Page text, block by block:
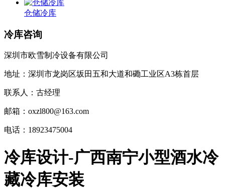
仓储冷库
冷库咨询
深圳市欧雪制冷设备有限公司
地址：深圳市龙岗区坂田五和大道和磡工业区A3栋首层
联系人：古经理
邮箱：oxzl800@163.com
电话：18923475004
冷库设计-广西南宁小型酒水冷
藏冷库安装